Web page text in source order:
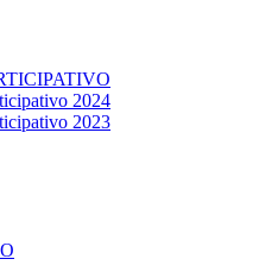
2024
2023